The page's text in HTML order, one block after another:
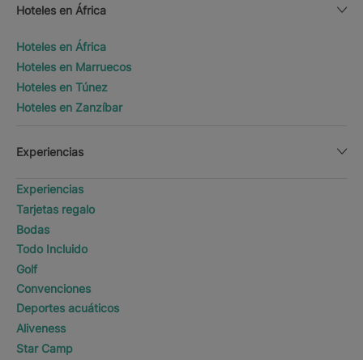
Hoteles en África
Hoteles en África
Hoteles en Marruecos
Hoteles en Túnez
Hoteles en Zanzíbar
Experiencias
Experiencias
Tarjetas regalo
Bodas
Todo Incluido
Golf
Convenciones
Deportes acuáticos
Aliveness
Star Camp